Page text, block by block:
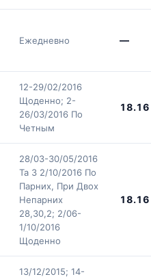
Ежедневно —
12-29/02/2016
Щоденно; 2-
26/03/2016 По
Четным
18.16
28/03-30/05/2016
Та З 2/10/2016 По
Парних, При Двох
Непарних
28,30,2; 2/06-
1/10/2016
Щоденно
18.16
13/12/2015; 14-